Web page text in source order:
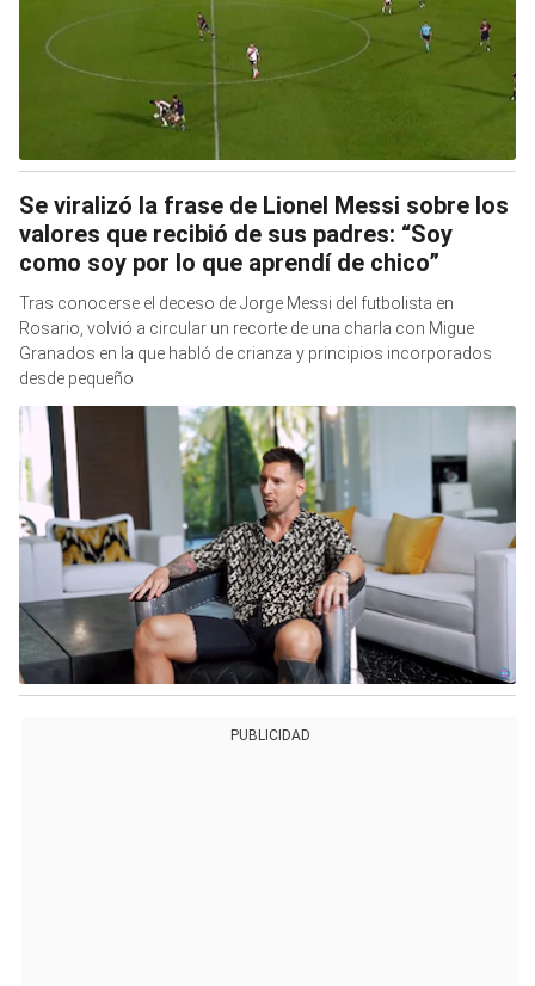
Se viralizó la frase de Lionel Messi sobre los
valores que recibió de sus padres: “Soy
como soy por lo que aprendí de chico”
Tras conocerse el deceso de Jorge Messi del futbolista en
Rosario, volvió a circular un recorte de una charla con Migue
Granados en la que habló de crianza y principios incorporados
desde pequeño
PUBLICIDAD